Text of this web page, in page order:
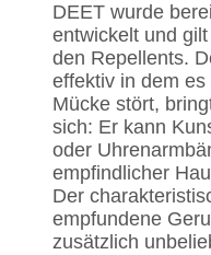
DEET wurde
entwickelt und
den Repellents.
effektiv in dem
Mücke stört,
sich: Er kann
oder
empfindlicher
Der
empfundene
zusätzlich